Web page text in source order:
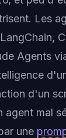
Les
Agents
d'un
agent mal
une